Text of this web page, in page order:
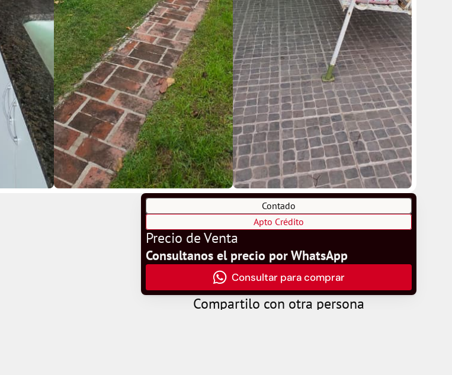
Contado
Apto Crédito
Precio de Venta
Consultanos el precio por WhatsApp
Consultar para comprar
Compartilo con otra persona